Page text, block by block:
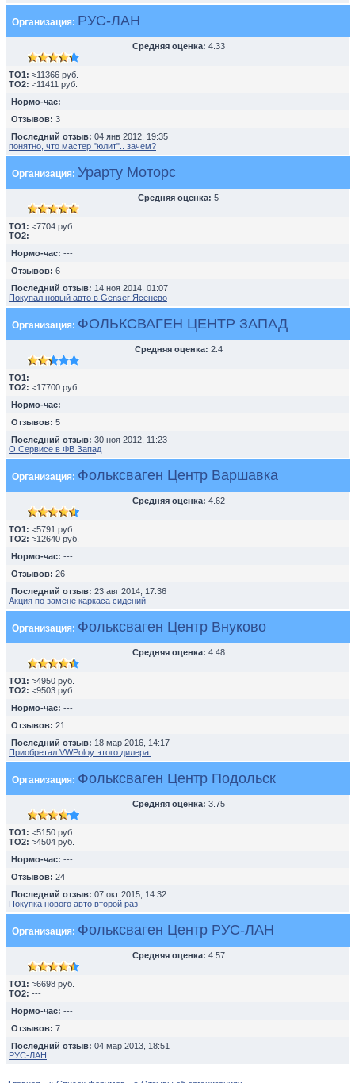
Организация: РУС-ЛАН
Средняя оценка: 4.33
TO1: ≈11366 руб.
TO2: ≈11411 руб.
Нормо-час: ---
Отзывов: 3
Последний отзыв: 04 янв 2012, 19:35
понятно, что мастер "юлит".. зачем?
Организация: Урарту Моторс
Средняя оценка: 5
TO1: ≈7704 руб.
TO2: ---
Нормо-час: ---
Отзывов: 6
Последний отзыв: 14 ноя 2014, 01:07
Покупал новый авто в Genser Ясенево
Организация: ФОЛЬКСВАГЕН ЦЕНТР ЗАПАД
Средняя оценка: 2.4
TO1: ---
TO2: ≈17700 руб.
Нормо-час: ---
Отзывов: 5
Последний отзыв: 30 ноя 2012, 11:23
О Сервисе в ФВ Запад
Организация: Фольксваген Центр Варшавка
Средняя оценка: 4.62
TO1: ≈5791 руб.
TO2: ≈12640 руб.
Нормо-час: ---
Отзывов: 26
Последний отзыв: 23 авг 2014, 17:36
Акция по замене каркаса сидений
Организация: Фольксваген Центр Внуково
Средняя оценка: 4.48
TO1: ≈4950 руб.
TO2: ≈9503 руб.
Нормо-час: ---
Отзывов: 21
Последний отзыв: 18 мар 2016, 14:17
Приобретал VWPoloу этого дилера.
Организация: Фольксваген Центр Подольск
Средняя оценка: 3.75
TO1: ≈5150 руб.
TO2: ≈4504 руб.
Нормо-час: ---
Отзывов: 24
Последний отзыв: 07 окт 2015, 14:32
Покупка нового авто второй раз
Организация: Фольксваген Центр РУС-ЛАН
Средняя оценка: 4.57
TO1: ≈6698 руб.
TO2: ---
Нормо-час: ---
Отзывов: 7
Последний отзыв: 04 мар 2013, 18:51
РУС-ЛАН